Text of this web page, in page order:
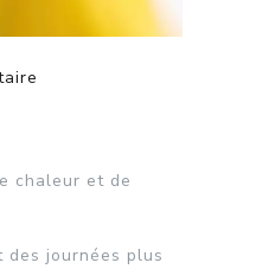
chaleur et de
des journées plus